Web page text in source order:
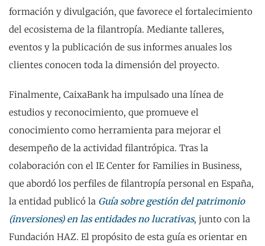
formación y divulgación, que favorece el fortalecimiento
del ecosistema de la filantropía. Mediante talleres,
eventos y la publicación de sus informes anuales los
clientes conocen toda la dimensión del proyecto.
Finalmente, CaixaBank ha impulsado una línea de
estudios y reconocimiento, que promueve el
conocimiento como herramienta para mejorar el
desempeño de la actividad filantrópica. Tras la
colaboración con el IE Center for Families in Business,
que abordó los perfiles de filantropía personal en España,
la entidad publicó la Guía sobre gestión del patrimonio
(inversiones) en las entidades no lucrativas, junto con la
Fundación HAZ. El propósito de esta guía es orientar en